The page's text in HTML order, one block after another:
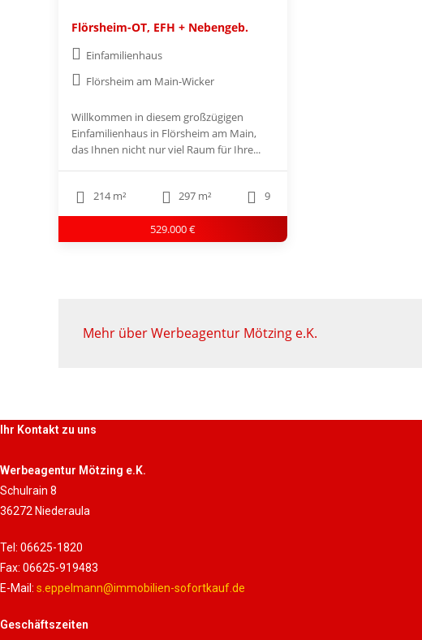
Flörsheim-OT, EFH + Nebengeb.
Einfamilienhaus
Flörsheim am Main-Wicker
Willkommen in diesem großzügigen
Einfamilienhaus in Flörsheim am Main,
das Ihnen nicht nur viel Raum für Ihre...
214 m² 297 m² 9
529.000 €
Mehr über Werbeagentur Mötzing e.K.
Ihr Kontakt zu uns
Werbeagentur Mötzing e.K.
Schulrain 8
36272 Niederaula
Tel: 06625-1820
Fax: 06625-919483
E-Mail: s.eppelmann@immobilien-sofortkauf.de
Geschäftszeiten